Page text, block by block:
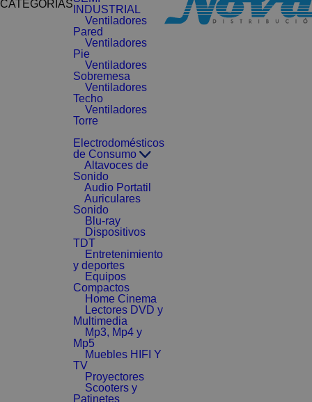
CATEGORÍAS INDUSTRIAL
Ventiladores
Pared
Ventiladores
Pie
Ventiladores
Sobremesa
Ventiladores
Techo
Ventiladores
Torre
Electrodomésticos
de Consumo
Altavoces de
Sonido
Audio Portatil
Auriculares
Sonido
Blu-ray
Dispositivos
TDT
Entretenimiento
y deportes
Equipos
Compactos
Home Cinema
Lectores DVD y
Multimedia
Mp3, Mp4 y
Mp5
Muebles HIFI Y
TV
Proyectores
Scooters y
Patinetes